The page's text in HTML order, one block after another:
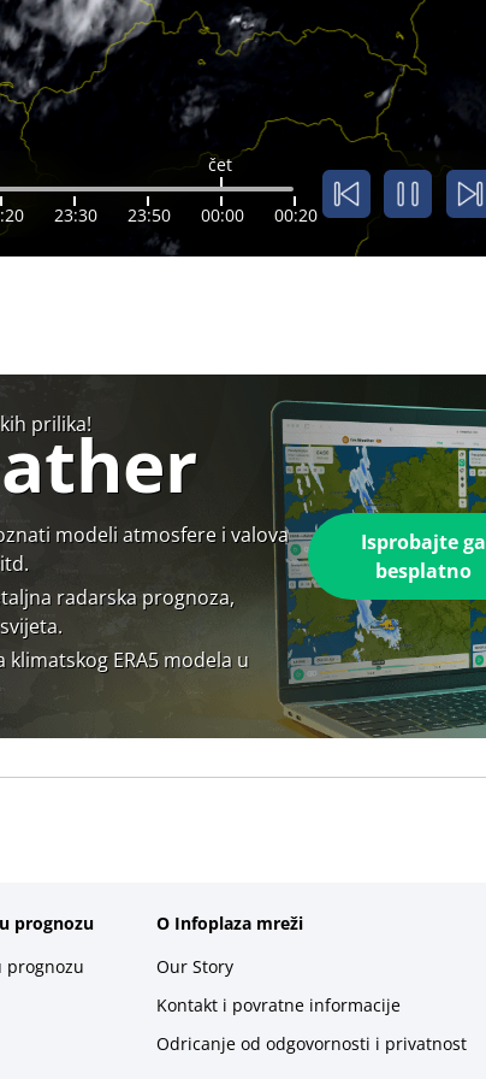
čet
23:30 23:50 00:00 00:20
prilika!
modeli atmosfere i valova
radarska prognoza,
klimatskog ERA5 modela u
Isprobajte ga
besplatno
prognozu
prognozu
O Infoplaza mreži
Our Story
Kontakt i povratne informacije
Odricanje od odgovornosti i privatnost